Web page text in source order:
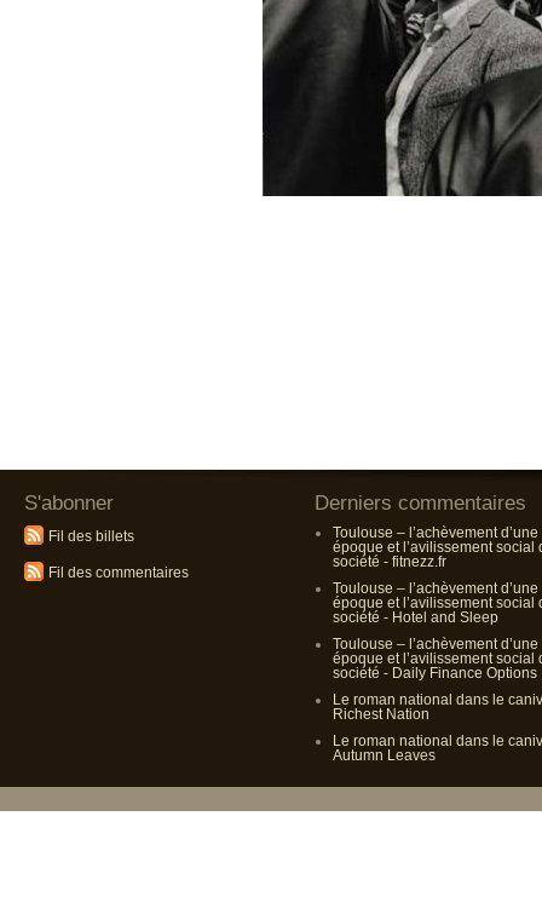
S'abonner
Fil des billets
Fil des commentaires
Derniers commentaires
Toulouse – l’achèvement d’une
époque et l’avilissement social
société - fitnezz.fr
Toulouse – l’achèvement d’une
époque et l’avilissement social
société - Hotel and Sleep
Toulouse – l’achèvement d’une
époque et l’avilissement social
société - Daily Finance Options
Le roman national dans le
Richest Nation
Le roman national dans le
Autumn Leaves